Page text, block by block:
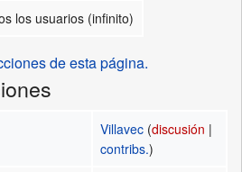
los usuarios (infinito)
de esta página.
Villavec (discusión |
contribs.)